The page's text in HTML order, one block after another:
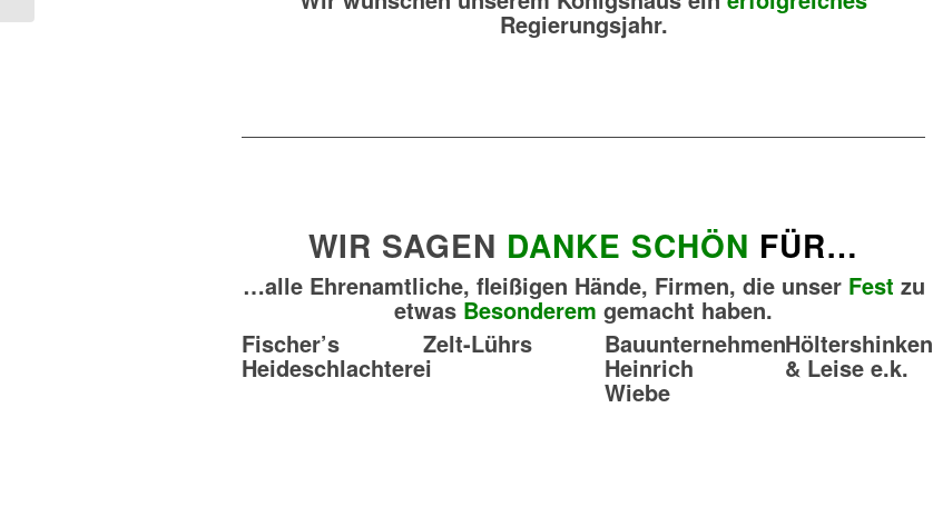
Regierungsjahr.
WIR SAGEN DANKE SCHÖN FÜR…
…alle Ehrenamtliche, fleißigen Hände, Firmen, die unser Fest zu
etwas Besonderem gemacht haben.
Fischer’s
Heideschlachterei
Zelt-Lührs Bauunternehmen
Heinrich
Wiebe
Höltershinken
& Leise e.k.